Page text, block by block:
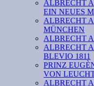
ALBRECHT
EIN NEUES
ALBRECHT
MÜNCHEN
ALBRECHT
ALBRECHT
BLEVIO 1811
PRINZ
VON
ALBRECHT